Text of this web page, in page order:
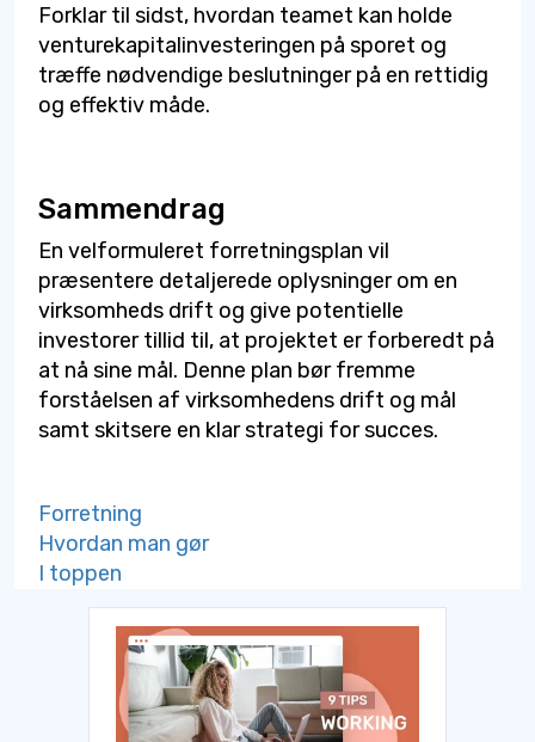
Forklar til sidst, hvordan teamet kan holde
venturekapitalinvesteringen på sporet og
træffe nødvendige beslutninger på en rettidig
og effektiv måde.
Sammendrag
En velformuleret forretningsplan vil
præsentere detaljerede oplysninger om en
virksomheds drift og give potentielle
investorer tillid til, at projektet er forberedt på
at nå sine mål. Denne plan bør fremme
forståelsen af virksomhedens drift og mål
samt skitsere en klar strategi for succes.
Forretning
Hvordan man gør
I toppen